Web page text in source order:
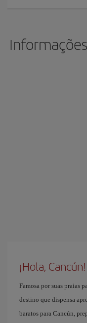
¡Hola, Cancún!
Famosa por suas praias
destino que dispensa
baratos para Cancún,